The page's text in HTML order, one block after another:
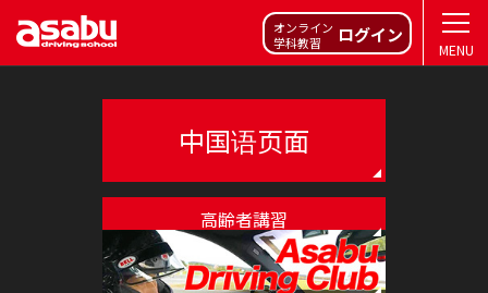
オンライン
学科教習
ログイン
MENU
PAGE TOP
高齢者講習
中国语页面
麻生自動車学校の求人情報